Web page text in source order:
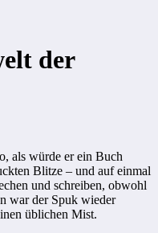
der
als würde er ein Buch
Blitze – und auf einmal
und schreiben, obwohl
war der Spuk wieder
üblichen Mist.